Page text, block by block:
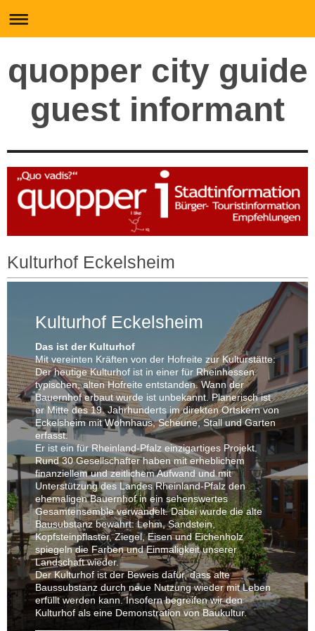
quopper city guide
guest informant
Kulturhof Eckelsheim
Kulturhof Eckelsheim
Das ist der Kulturhof
Mit vereinten Kräften von der Hofreite zur Kulturstätte:
Der heutige Kulturhof ist in einer für Rheinhessen
typischen, alten Hofreite entstanden. Wann der
Bauernhof erbaut wurde ist unbekannt. Planerisch ist
er Mitte des 19. Jahrhunderts im direkten Ortskern von
Eckelsheim mit Wohnhaus, Scheune, Stall und Garten
erfasst.
Er ist ein für Rheinland-Pfalz einzigartiges Projekt.
Rund 30 Gesellschafter haben mit erheblichem
finanziellem und zeitlichem Aufwand und mit
Unterstützung des Landes Rheinland-Pfalz den
ehemaligen Bauernhof in ein sehenswertes
Gesamtensemble verwandelt. Dabei wurde die alte
Bausubstanz bewahrt: Lehm, Sandstein,
Kopfsteinpflaster, Ziegel, Eisen und Eichenholz
spiegeln die Farben und Einmaligkeit unserer
Landschaft wieder.
Der Kulturhof ist der Beweis dafür, dass alte
Baussubstanz durch neue Nutzung wieder mit Leben
erfüllt werden kann. Insofern begreifen wir den
Kulturhof als eine Demonstration von Baukultur.